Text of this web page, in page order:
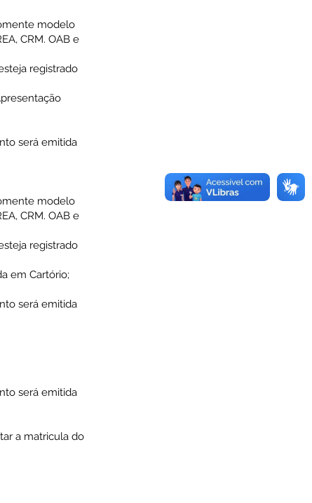
modelo
CRM. OAB e
registrado
será emitida
modelo
CRM. OAB e
registrado
em Cartório;
será emitida
será emitida
a matricula do